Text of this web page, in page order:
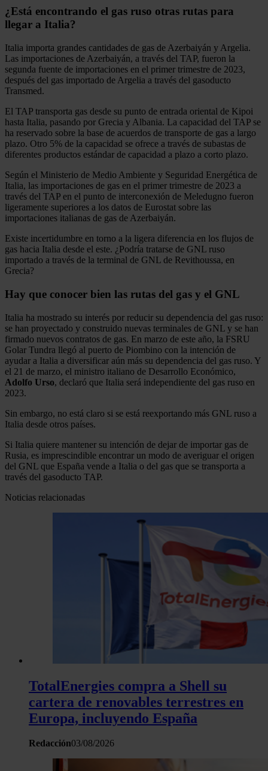
¿Está encontrando el gas ruso otras rutas para
llegar a Italia?
Italia importa grandes cantidades de gas de Azerbaiyán y Argelia.
Las importaciones de Azerbaiyán, a través del TAP, fueron la
segunda fuente de importaciones en el primer trimestre de 2023,
después del gas importado de Argelia a través del gasoducto
Transmed.
El TAP transporta gas desde su punto de entrada oriental de Kipoi
hasta Italia, pasando por Grecia y Albania. La capacidad del TAP se
ha reservado sobre la base de acuerdos de transporte de gas a largo
plazo. Otro 5% de la capacidad se ofrece a través de subastas de
diferentes productos estándar de capacidad a plazo a corto plazo.
Según el Ministerio de Medio Ambiente y Seguridad Energética de
Italia, las importaciones de gas en el primer trimestre de 2023 a
través del TAP en el punto de interconexión de Meledugno fueron
ligeramente superiores a los datos de Eurostat sobre las
importaciones italianas de gas de Azerbaiyán.
Existe incertidumbre en torno a la ligera diferencia en los flujos de
gas hacia Italia desde el este. ¿Podría tratarse de GNL ruso
importado a través de la terminal de GNL de Revithoussa, en
Grecia?
Hay que conocer bien las rutas del gas y el GNL
Italia ha mostrado su interés por reducir su dependencia del gas ruso:
se han proyectado y construido nuevas terminales de GNL y se han
firmado nuevos contratos de gas. En marzo de este año, la FSRU
Golar Tundra llegó al puerto de Piombino con la intención de
ayudar a Italia a diversificar aún más su dependencia del gas ruso. Y
el 21 de marzo, el ministro italiano de Desarrollo Económico,
Adolfo Urso, declaró que Italia será independiente del gas ruso en
2023.
Sin embargo, no está claro si se está reexportando más GNL ruso a
Italia desde otros países.
Si Italia quiere mantener su intención de dejar de importar gas de
Rusia, es imprescindible encontrar un modo de averiguar el origen
del GNL que España vende a Italia o del gas que se transporta a
través del gasoducto TAP.
Noticias relacionadas
TotalEnergies compra a Shell su
cartera de renovables terrestres en
Europa, incluyendo España
Redacción03/08/2026